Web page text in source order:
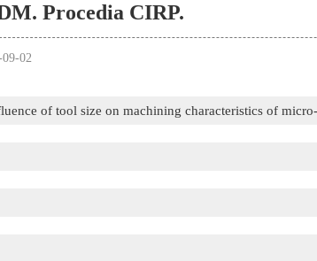
Procedia CIRP.
02
of tool size on machining characteristics of